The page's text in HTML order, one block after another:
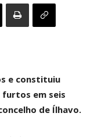
e constituiu
furtos em seis
de Ílhavo.